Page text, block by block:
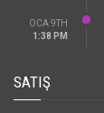
OCA 9TH
1:38 PM
SATIŞ